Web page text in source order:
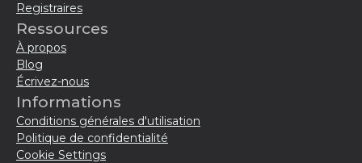
Registraires
Ressources
À propos
Blog
Écrivez-nous
Informations
Conditions générales d'utilisation
Politique de confidentialité
Cookie Settings